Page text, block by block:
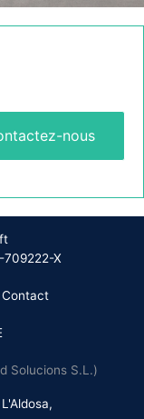
nous
709222-X
Contact
Solucions S.L.)